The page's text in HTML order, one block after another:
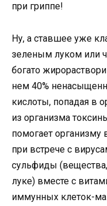
при гриппе!
Ну, а ставшее уже
зеленым луком или
богато
нем 40%
кислоты, попадая в
из организма
помогает
при встрече с
сульфиды
луке) вместе с
иммунных клеток-